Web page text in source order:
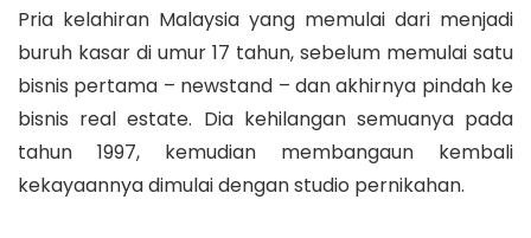
Pria kelahiran Malaysia yang memulai dari menjadi
buruh kasar di umur 17 tahun, sebelum memulai satu
bisnis pertama – newstand – dan akhirnya pindah ke
bisnis real estate. Dia kehilangan semuanya pada
tahun 1997, kemudian membangaun kembali
kekayaannya dimulai dengan studio pernikahan.